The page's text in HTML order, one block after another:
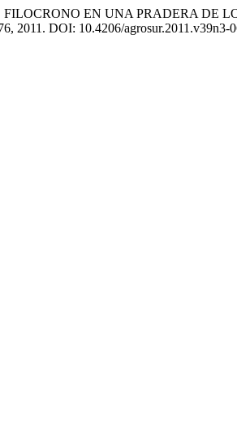
FILOCRONO EN UNA PRADERA
2011. DOI: 10.4206/